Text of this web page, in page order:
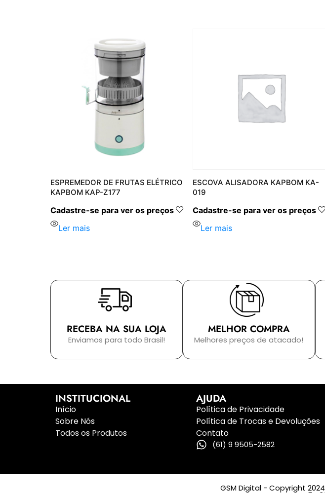
ESPREMEDOR DE FRUTAS ELÉTRICO
KAPBOM KAP-Z177
Cadastre-se para ver os preços
Ler mais
ESCOVA ALISADORA KAPBOM KA-
019
Cadastre-se para ver os preços
Ler mais
RECEBA NA SUA LOJA
Enviamos para todo Brasil!
MELHOR COMPRA
Melhores preços de atacado!
INSTITUCIONAL
Início
Sobre Nós
Todos os Produtos
AJUDA
Política de Privacidade
Política de Trocas e Devoluções
Contato
(61) 9 9505-2582
GSM Digital - Copyright